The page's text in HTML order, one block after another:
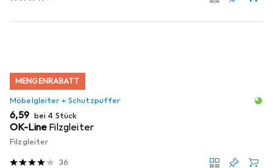
MENGENRABATT
Möbelgleiter + Schutzpuffer
EUR
6,59 bei 4 Stück
OK-Line Filzgleiter
Filzgleiter
36